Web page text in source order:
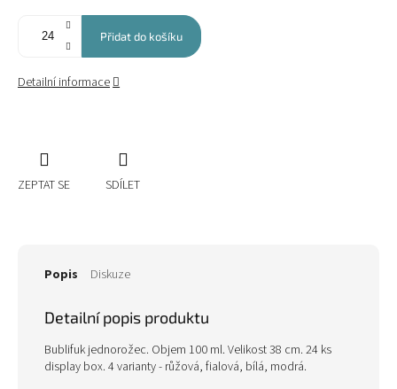
Přidat do košíku
Detailní informace
ZEPTAT SE SDÍLET
Popis Diskuze
Detailní popis produktu
Bublifuk jednorožec. Objem 100 ml. Velikost 38 cm. 24 ks
display box. 4 varianty - růžová, fialová, bílá, modrá.